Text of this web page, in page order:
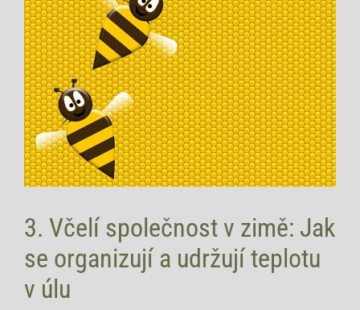
3. Včelí společnost v zimě: Jak
se organizují a udržují teplotu
v úlu